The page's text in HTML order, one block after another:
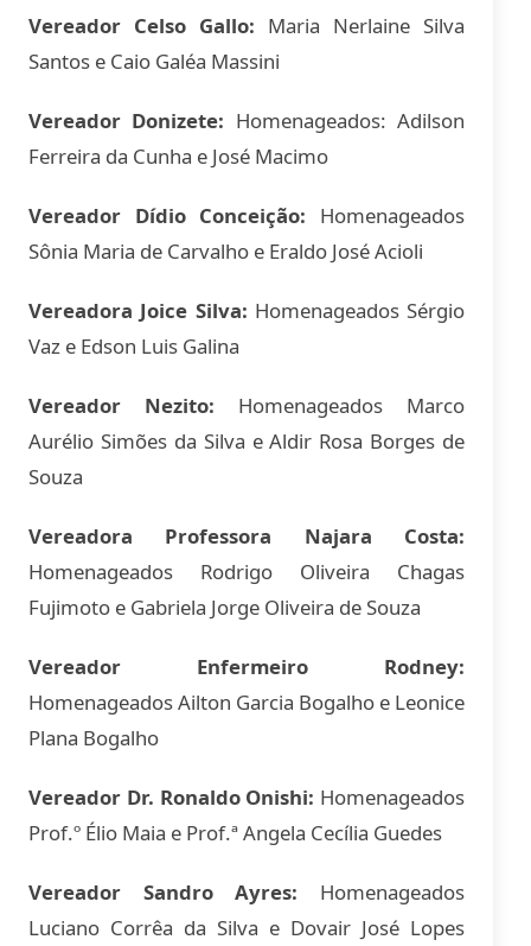
Vereador Celso Gallo: Maria Nerlaine Silva
Santos e Caio Galéa Massini
Vereador Donizete: Homenageados: Adilson
Ferreira da Cunha e José Macimo
Vereador Dídio Conceição: Homenageados
Sônia Maria de Carvalho e Eraldo José Acioli
Vereadora Joice Silva: Homenageados Sérgio
Vaz e Edson Luis Galina
Vereador Nezito: Homenageados Marco
Aurélio Simões da Silva e Aldir Rosa Borges de
Souza
Vereadora Professora Najara Costa:
Homenageados Rodrigo Oliveira Chagas
Fujimoto e Gabriela Jorge Oliveira de Souza
Vereador Enfermeiro Rodney:
Homenageados Ailton Garcia Bogalho e Leonice
Plana Bogalho
Vereador Dr. Ronaldo Onishi: Homenageados
Prof.º Élio Maia e Prof.ª Angela Cecília Guedes
Vereador Sandro Ayres: Homenageados
Luciano Corrêa da Silva e Dovair José Lopes